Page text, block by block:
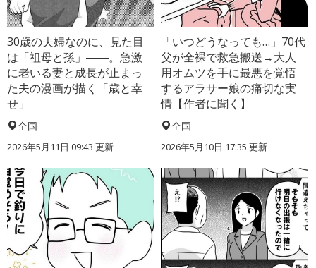
30歳の夫婦なのに、見た目
は「祖母と孫」――。急激
に老いる妻と成長が止まっ
た夫の漫画が描く「歳と幸
せ」
全国
2026年5月11日 09:43 更新
「いつどうなっても…」70代
父が全裸で救急搬送→大人
用オムツを手に最悪を覚悟
するアラサー娘の痛切な実
情【作者に聞く】
全国
2026年5月10日 17:35 更新